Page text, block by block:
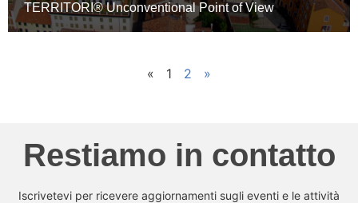
TERRITORI® Unconventional Point of View
« 1 2 »
Restiamo in contatto
Iscrivetevi per ricevere aggiornamenti sugli eventi e le attività